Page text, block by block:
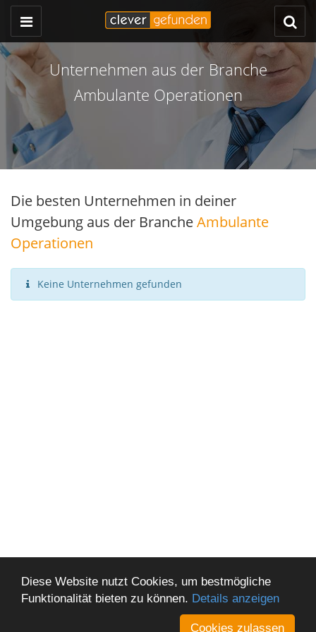
Unternehmen aus der Branche
Ambulante Operationen
Die besten Unternehmen in deiner
Umgebung aus der BrancheAmbulante
Operationen
Keine Unternehmen gefunden
Diese Website nutzt Cookies, um bestmögliche
Funktionalität bieten zu können. Details anzeigen
Cookies zulassen